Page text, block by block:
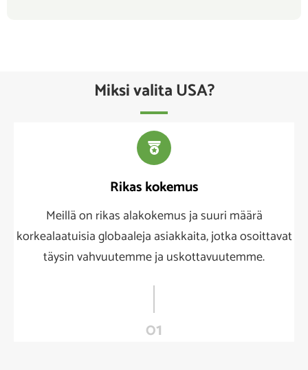
Miksi valita USA?

Rikas kokemus
Meillä on rikas alakokemus ja suuri määrä
korkealaatuisia globaaleja asiakkaita, jotka osoittavat
täysin vahvuutemme ja uskottavuutemme.
01